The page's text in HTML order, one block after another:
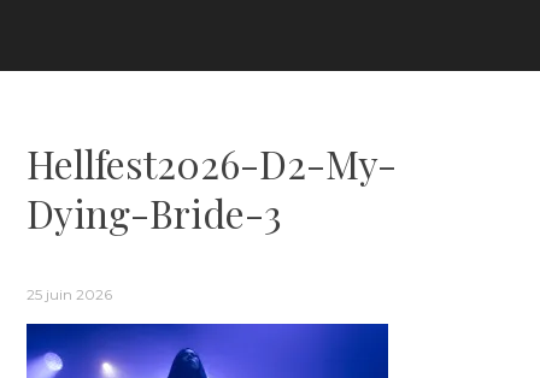
Hellfest2026-D2-My-
Dying-Bride-3
25 juin 2026